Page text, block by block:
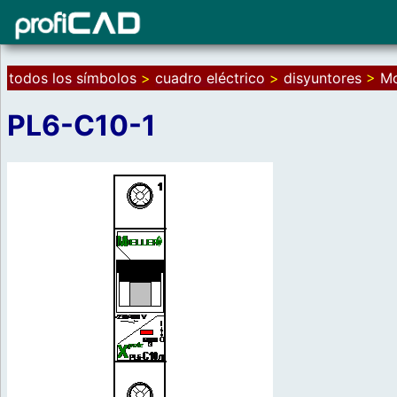
todos los símbolos > cuadro eléctrico > disyuntores >
PL6-C10-1